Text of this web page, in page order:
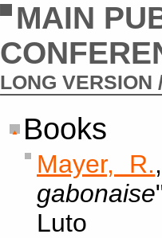
MAIN
LONG VERSION
Books
Mayer, R.
gabonaise
Luto